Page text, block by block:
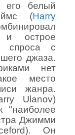
белый
(Harry
и острое
спроса с
джаза.
нет
место
жанра.
Ulanov)
"наиболее
Джимми
Он